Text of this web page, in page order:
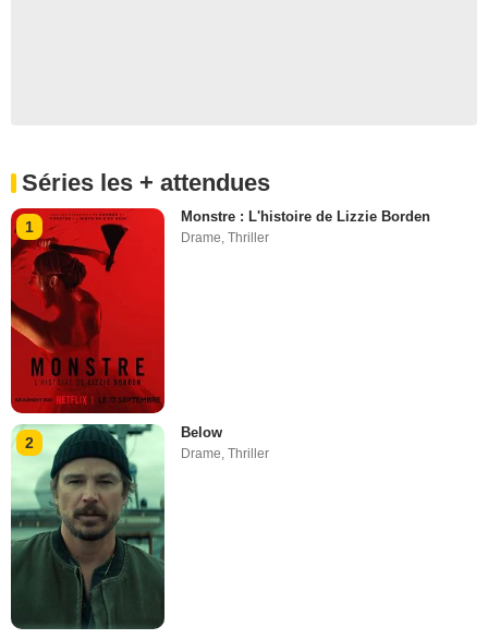
Séries les + attendues
1
Monstre : L'histoire de Lizzie Borden
Drame ,Thriller
2
Below
Drame,Thriller